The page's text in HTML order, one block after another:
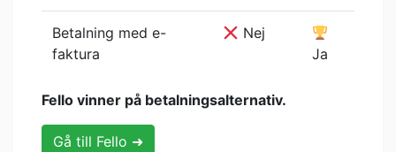
Betalning med e-
faktura
Nej
Ja
Fello vinner på betalningsalternativ.
Gå till Fello ➜